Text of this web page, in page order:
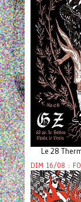
Le 28
DIM 16/08 :